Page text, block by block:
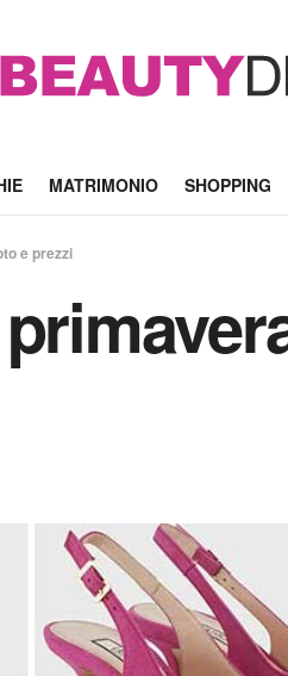
MATRIMONIO SHOPPING
e prezzi